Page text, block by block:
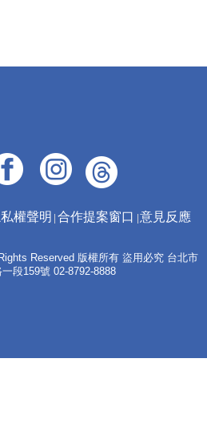
權聲明 合作提案窗口 意見反應
Reserved 版權所有 盜用必究 台北市
段159號 02-8792-8888